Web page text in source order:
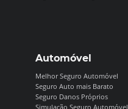
Automóvel
Melhor Seguro Automóvel
Seguro Auto mais Barato
Seguro Danos Próprios
Simulação Seguro Automóvel